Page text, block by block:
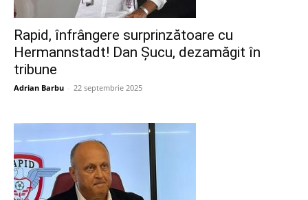
Rapid, înfrângere surprinzătoare cu
Hermannstadt! Dan Șucu, dezamăgit în
tribune
Adrian Barbu - 22 septembrie 2025